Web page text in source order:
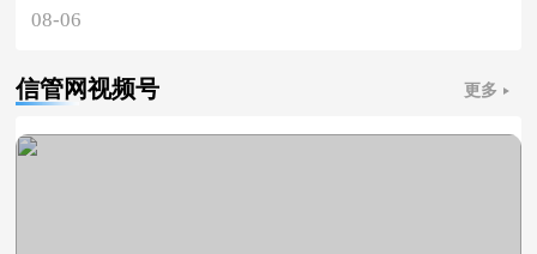
08-06
信管网视频号 更多